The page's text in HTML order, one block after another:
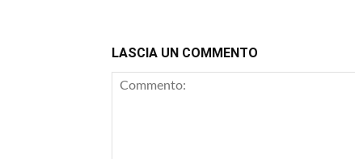
LASCIA UN COMMENTO